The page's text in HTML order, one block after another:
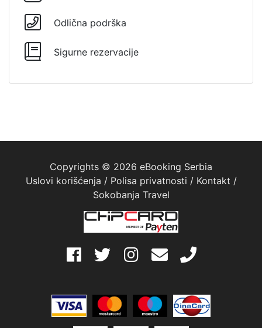
Odlična podrška
Sigurne rezervacije
Copyrights © 2026 eBooking Serbia
Uslovi korišćenja / Polisa privatnosti / Kontakt /
Sokobanja Travel